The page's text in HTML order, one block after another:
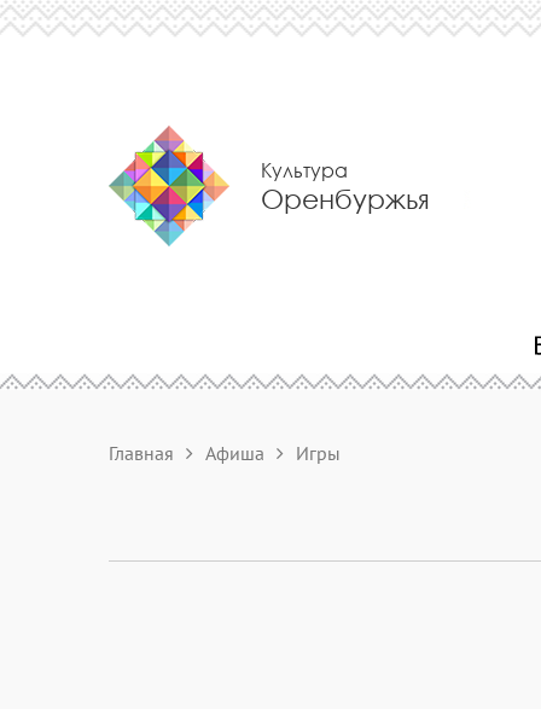
Культура
Оренбуржья
Главная Афиша Игры